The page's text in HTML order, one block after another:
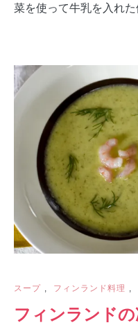
菜を使って牛乳を入れ
スープ , フィンランド料理 ,
フィンランド